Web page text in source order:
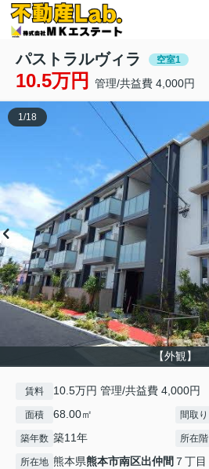
パストラルヴィラ 空室1
10.5万円 管理/共益費 4,000円
【外観】
1/18
賃料 10.5万円 管理/共益費 4,000円
面積 68.00㎡ 間取り
築年数 築11年 所在階
所在地 熊本県熊本市南区出仲間 ７丁目